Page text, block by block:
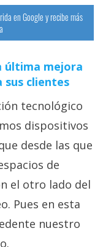
en Google y recibe más
última mejora
sus clientes
tecnológico
dispositivos
desde las que
de
el otro lado del
Pues en esta
nuestro